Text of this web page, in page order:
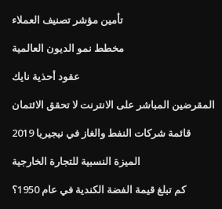
تأمين مؤشر تصنيف العملاء
مخطط نمو الديون العالمية
عقود أحذية نايك
المقرضين المباشر على الانترنت لا تحقق الائتمان
قائمة شركات النفط والغاز في نيجيريا 2019
الميزة النسبية للتجارة الخارجية
كم تبلغ قيمة الفضة الكندية في عام 1950؟